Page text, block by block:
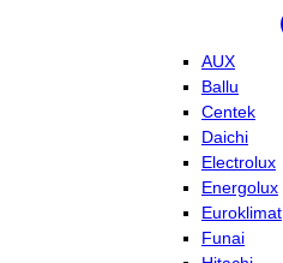
AUX
Ballu
Centek
Daichi
Electrolux
Energolux
Euroklimat
Funai